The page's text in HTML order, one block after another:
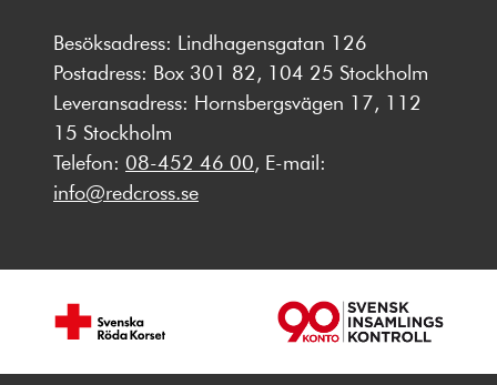
Besöksadress: Lindhagensgatan 126
Postadress: Box 301 82, 104 25 Stockholm
Leveransadress: Hornsbergsvägen 17, 112
15 Stockholm
Telefon: 08-452 46 00, E-mail:
info@redcross.se